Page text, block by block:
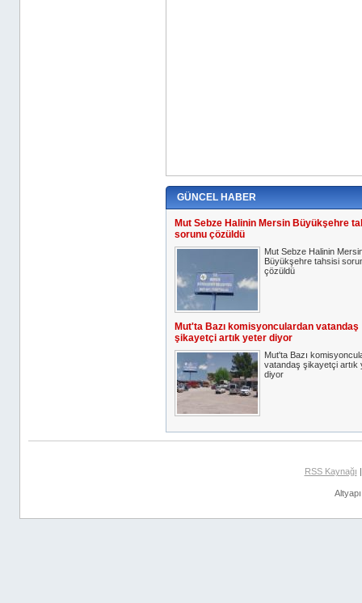
GÜNCEL HABER
Mut Sebze Halinin Mersin Büyükşehre
sorunu çözüldü
Mut Sebze Halinin
Büyükşehre tahsisi
çözüldü
Mut'ta Bazı komisyonculardan vatandaş
şikayetçi artık yeter diyor
Mut'ta Bazı
vatandaş şikayetçi artık
diyor
RSS Kaynağı